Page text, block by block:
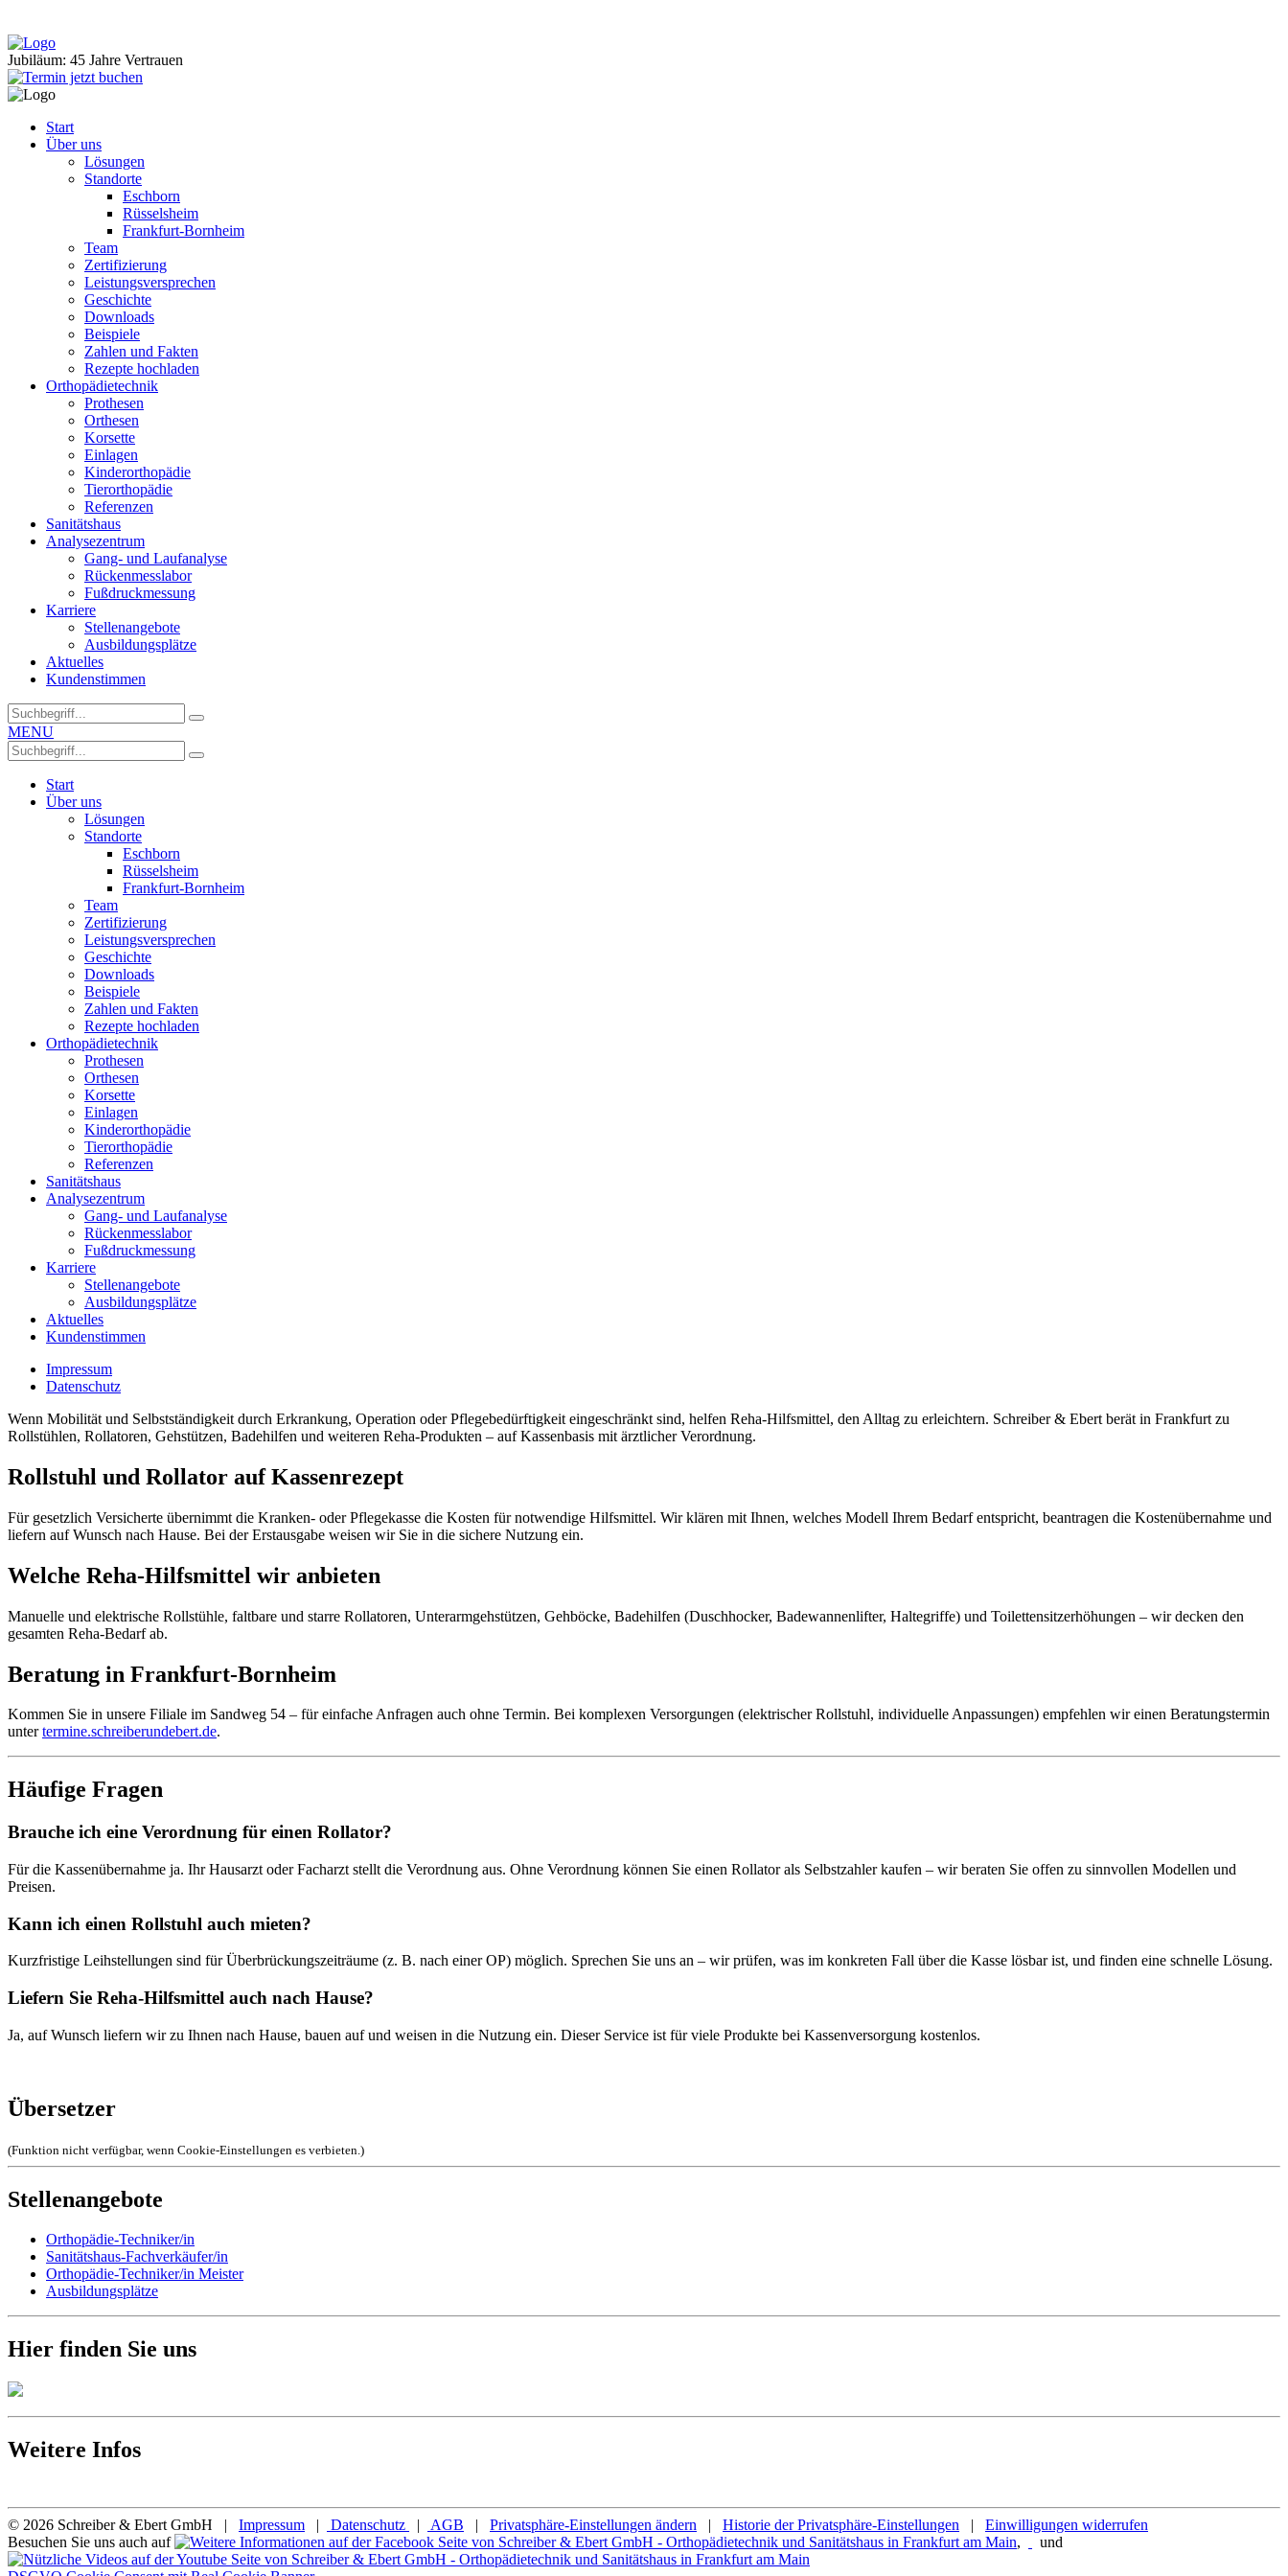
Jubiläum: 45 Jahre Vertrauen
Start
Über uns
Lösungen
Standorte
Eschborn
Rüsselsheim
Frankfurt-Bornheim
Team
Zertifizierung
Leistungsversprechen
Geschichte
Downloads
Beispiele
Zahlen und Fakten
Rezepte hochladen
Orthopädietechnik
Prothesen
Orthesen
Korsette
Einlagen
Kinderorthopädie
Tierorthopädie
Referenzen
Sanitätshaus
Analysezentrum
Gang- und Laufanalyse
Rückenmesslabor
Fußdruckmessung
Karriere
Stellenangebote
Ausbildungsplätze
Aktuelles
Kundenstimmen
MENU
Start
Über uns
Lösungen
Standorte
Eschborn
Rüsselsheim
Frankfurt-Bornheim
Team
Zertifizierung
Leistungsversprechen
Geschichte
Downloads
Beispiele
Zahlen und Fakten
Rezepte hochladen
Orthopädietechnik
Prothesen
Orthesen
Korsette
Einlagen
Kinderorthopädie
Tierorthopädie
Referenzen
Sanitätshaus
Analysezentrum
Gang- und Laufanalyse
Rückenmesslabor
Fußdruckmessung
Karriere
Stellenangebote
Ausbildungsplätze
Aktuelles
Kundenstimmen
Impressum
Datenschutz
Wenn Mobilität und Selbstständigkeit durch Erkrankung, Operation oder Pflegebedürftigkeit eingeschränkt sind, helfen Reha-Hilfsmittel, den Alltag zu erleichtern. Schreiber & Ebert berät in Frankfurt zu
Rollstühlen, Rollatoren, Gehstützen, Badehilfen und weiteren Reha-Produkten – auf Kassenbasis mit ärztlicher Verordnung.
Rollstuhl und Rollator auf Kassenrezept
Für gesetzlich Versicherte übernimmt die Kranken- oder Pflegekasse die Kosten für notwendige Hilfsmittel. Wir klären mit Ihnen, welches Modell Ihrem Bedarf entspricht, beantragen die Kostenübernahme und
liefern auf Wunsch nach Hause. Bei der Erstausgabe weisen wir Sie in die sichere Nutzung ein.
Welche Reha-Hilfsmittel wir anbieten
Manuelle und elektrische Rollstühle, faltbare und starre Rollatoren, Unterarmgehstützen, Gehböcke, Badehilfen (Duschhocker, Badewannenlifter, Haltegriffe) und Toilettensitzerhöhungen – wir decken den
gesamten Reha-Bedarf ab.
Beratung in Frankfurt-Bornheim
Kommen Sie in unsere Filiale im Sandweg 54 – für einfache Anfragen auch ohne Termin. Bei komplexen Versorgungen (elektrischer Rollstuhl, individuelle Anpassungen) empfehlen wir einen Beratungstermin
untertermine.schreiberundebert.de.
Häufige Fragen
Brauche ich eine Verordnung für einen Rollator?
Für die Kassenübernahme ja. Ihr Hausarzt oder Facharzt stellt die Verordnung aus. Ohne Verordnung können Sie einen Rollator als Selbstzahler kaufen – wir beraten Sie offen zu sinnvollen Modellen und
Preisen.
Kann ich einen Rollstuhl auch mieten?
Kurzfristige Leihstellungen sind für Überbrückungszeiträume (z. B. nach einer OP) möglich. Sprechen Sie uns an – wir prüfen, was im konkreten Fall über die Kasse lösbar ist, und finden eine schnelle Lösung.
Liefern Sie Reha-Hilfsmittel auch nach Hause?
Ja, auf Wunsch liefern wir zu Ihnen nach Hause, bauen auf und weisen in die Nutzung ein. Dieser Service ist für viele Produkte bei Kassenversorgung kostenlos.
Übersetzer
(Funktion nicht verfügbar, wenn Cookie-Einstellungen es verbieten.)
Stellenangebote
Orthopädie-Techniker/in
Sanitätshaus-Fachverkäufer/in
Orthopädie-Techniker/in Meister
Ausbildungsplätze
Hier finden Sie uns
Weitere Infos
© 2026 Schreiber & Ebert GmbH | Impressum | Datenschutz | AGB | Privatsphäre-Einstellungen ändern | Historie der Privatsphäre-Einstellungen | Einwilligungen widerrufen
Besuchen Sie uns auch auf
, und